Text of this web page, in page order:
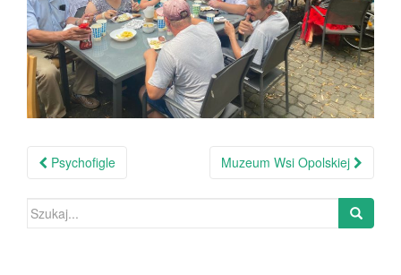
Nawigacja po wpisie
Psychofigle Muzeum Wsi Opolskiej
Szukaj: